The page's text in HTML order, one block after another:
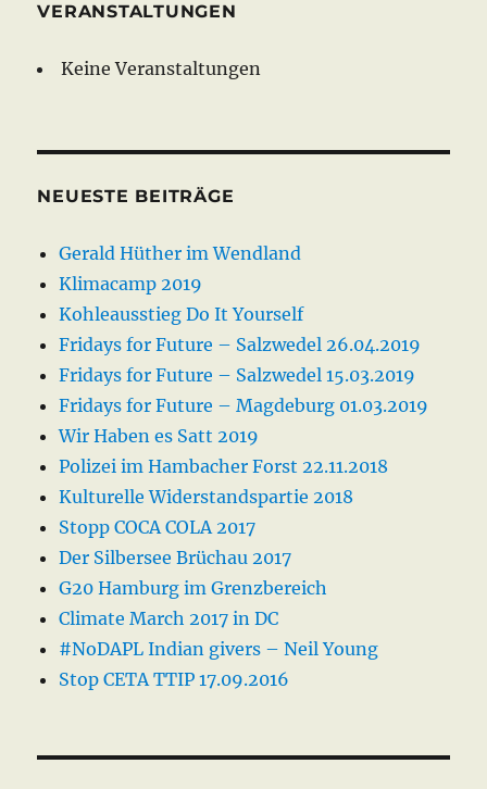
VERANSTALTUNGEN
Keine Veranstaltungen
NEUESTE BEITRÄGE
Gerald Hüther im Wendland
Klimacamp 2019
Kohleausstieg Do It Yourself
Fridays for Future – Salzwedel 26.04.2019
Fridays for Future – Salzwedel 15.03.2019
Fridays for Future – Magdeburg 01.03.2019
Wir Haben es Satt 2019
Polizei im Hambacher Forst 22.11.2018
Kulturelle Widerstandspartie 2018
Stopp COCA COLA 2017
Der Silbersee Brüchau 2017
G20 Hamburg im Grenzbereich
Climate March 2017 in DC
#NoDAPL Indian givers – Neil Young
Stop CETA TTIP 17.09.2016